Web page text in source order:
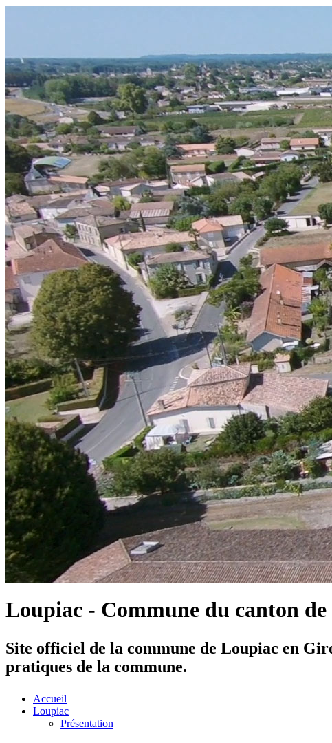
Loupiac - Commune du canton
Site officiel de la commune de Loupiac en
pratiques de la commune.
Accueil
Loupiac
Présentation